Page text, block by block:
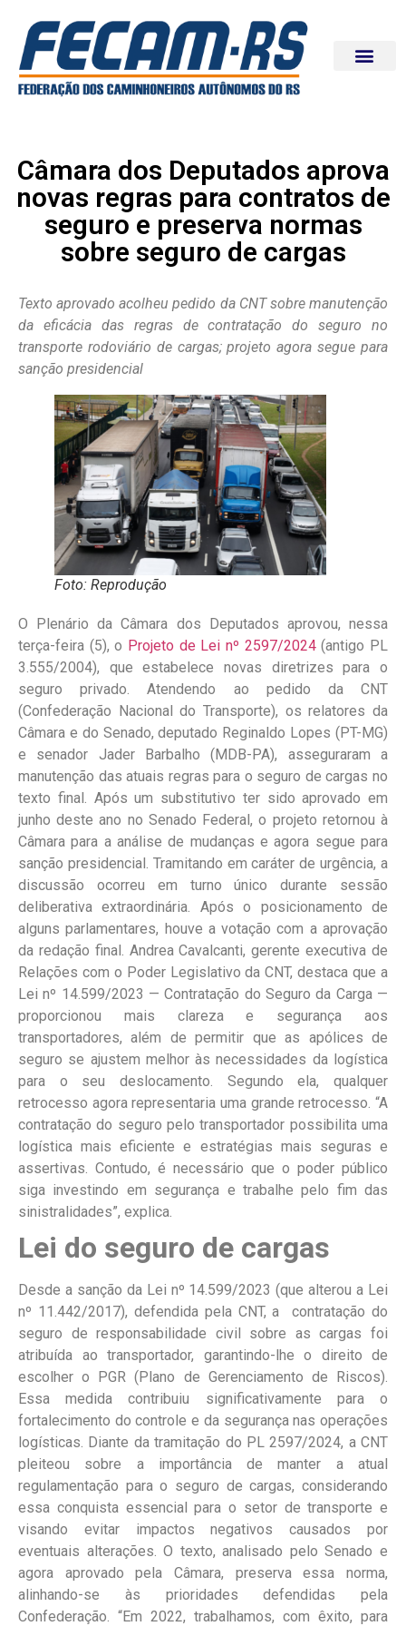
Câmara dos Deputados aprova
novas regras para contratos de
seguro e preserva normas
sobre seguro de cargas
Texto aprovado acolheu pedido da CNT sobre manutenção
da eficácia das regras de contratação do seguro no
transporte rodoviário de cargas; projeto agora segue para
sanção presidencial
Foto: Reprodução
O Plenário da Câmara dos Deputados aprovou, nessa
terça-feira (5), o Projeto de Lei nº 2597/2024(antigo PL
3.555/2004), que estabelece novas diretrizes para o
seguro privado. Atendendo ao pedido da CNT
(Confederação Nacional do Transporte), os relatores da
Câmara e do Senado, deputado Reginaldo Lopes (PT-MG)
e senador Jader Barbalho (MDB-PA), asseguraram a
manutenção das atuais regras para o seguro de cargas no
texto final. Após um substitutivo ter sido aprovado em
junho deste ano no Senado Federal, o projeto retornou à
Câmara para a análise de mudanças e agora segue para
sanção presidencial. Tramitando em caráter de urgência, a
discussão ocorreu em turno único durante sessão
deliberativa extraordinária. Após o posicionamento de
alguns parlamentares, houve a votação com a aprovação
da redação final. Andrea Cavalcanti, gerente executiva de
Relações com o Poder Legislativo da CNT, destaca que a
Lei nº 14.599/2023 — Contratação do Seguro da Carga —
proporcionou mais clareza e segurança aos
transportadores, além de permitir que as apólices de
seguro se ajustem melhor às necessidades da logística
para o seu deslocamento. Segundo ela, qualquer
retrocesso agora representaria uma grande retrocesso. “A
contratação do seguro pelo transportador possibilita uma
logística mais eficiente e estratégias mais seguras e
assertivas. Contudo, é necessário que o poder público
siga investindo em segurança e trabalhe pelo fim das
sinistralidades”, explica.
Lei do seguro de cargas
Desde a sanção da Lei nº 14.599/2023 (que alterou a Lei
nº 11.442/2017), defendida pela CNT, a contratação do
seguro de responsabilidade civil sobre as cargas foi
atribuída ao transportador, garantindo-lhe o direito de
escolher o PGR (Plano de Gerenciamento de Riscos).
Essa medida contribuiu significativamente para o
fortalecimento do controle e da segurança nas operações
logísticas. Diante da tramitação do PL 2597/2024, a CNT
pleiteou sobre a importância de manter a atual
regulamentação para o seguro de cargas, considerando
essa conquista essencial para o setor de transporte e
visando evitar impactos negativos causados por
eventuais alterações. O texto, analisado pelo Senado e
agora aprovado pela Câmara, preserva essa norma,
alinhando-se às prioridades defendidas pela
Confederação. “Em 2022, trabalhamos, com êxito, para